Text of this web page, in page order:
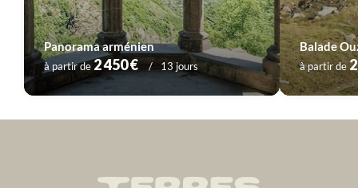
Panorama arménien
à partir de2 450 € 13 jours à partir de